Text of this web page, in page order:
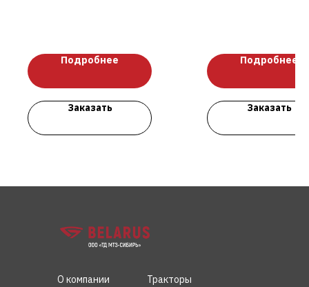
Подробнее
Заказать
Подробнее
Заказать
Тракторы
О компании